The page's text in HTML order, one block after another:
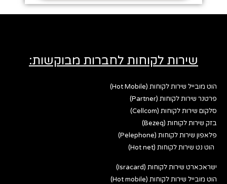
שירות לקוחות לחברות מבוקשות:
הוט מובייל שירות לקוחות (Hot Mobile)
פרטנר שירות לקוחות (Partner)
סלקום שירות לקוחות (Cellcom)
בזק שירות לקוחות (Bezeq)
פלאפון שירות לקוחות (Pelephone)
הוט נט שירות לקוחות (Hot net)
ישראכארט שירות לקוחות (Isracard)
הוט מובייל שירות לקוחות (Hot mobile)